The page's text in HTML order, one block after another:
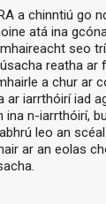
a chinntiú go
atá ina
seo
reatha ar
a chur ar
ar iarrthóirí iad
ina n-iarrthóirí,
leo an
ar an eolas